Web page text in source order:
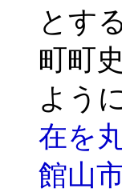
とす
町町
よう
在を
館山